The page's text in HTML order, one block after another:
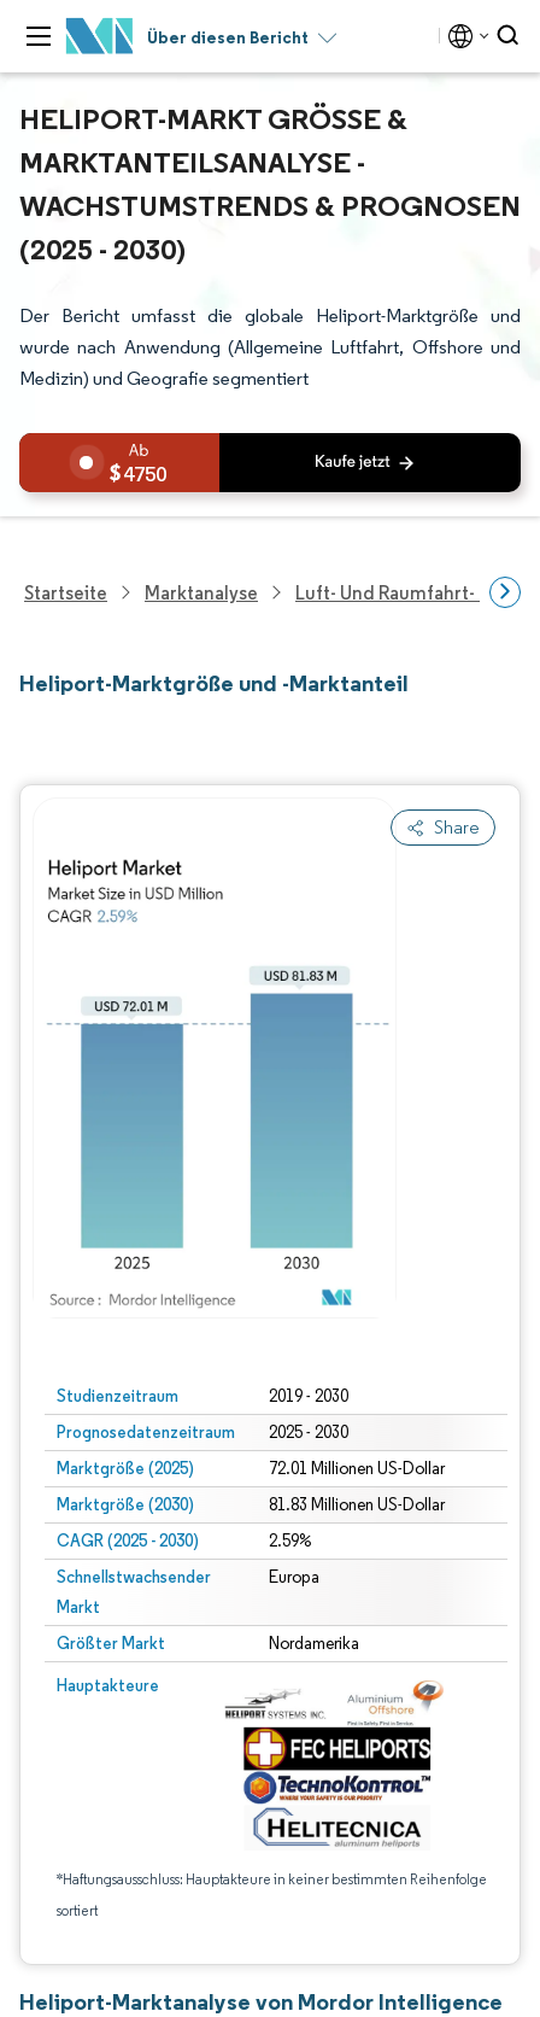
Über diesen Bericht
HELIPORT-MARKT GRÖSSE & M
ARKTANTEILSANALYSE - W
ACHSTUMSTRENDS & PROGNOSEN (
2025 - 2030)
Der Bericht umfasst die globale Heliport-Marktgröße und
wurde nach Anwendung (Allgemeine Luftfahrt, Offshore und
Medizin) und Geografie segmentiert
4750
Startseite Marktanalyse Luft- Und Raumfahrt- Und
Heliport-Marktgröße und -Marktanteil
Share
Studienzeitraum 2019 - 2030
Prognosedatenzeitraum 2025 - 2030
Marktgröße (2025) 72.01 Millionen US-Dollar
Marktgröße (2030) 81.83 Millionen US-Dollar
CAGR (2025 - 2030) 2.59%
Schnellstwachsender
Markt
Europa
Größter Markt Nordamerika
Hauptakteure
*Haftungsausschluss: Hauptakteure in keiner bestimmten Reihenfolge
sortiert
Heliport-Marktanalyse von Mordor Intelligence